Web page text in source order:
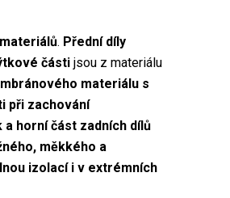
. Přední díly
částijsou z materiálu
materiálu s
při zachování
a horní část zadních dílů
měkkého a
izolací i v extrémních